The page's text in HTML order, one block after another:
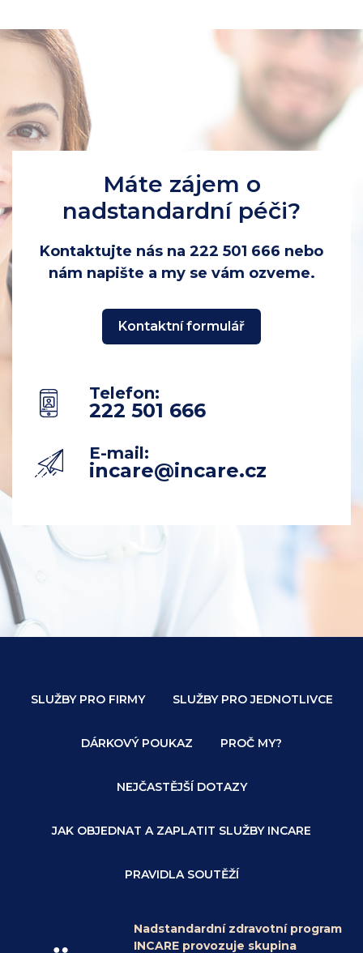
Máte zájem o
nadstandardní péči?
Kontaktujte nás na 222 501 666 nebo
nám napište a my se vám ozveme.
Kontaktní formulář
Telefon:
222 501 666
E-mail:
incare@incare.cz
SLUŽBY PRO FIRMY SLUŽBY PRO JEDNOTLIVCE
DÁRKOVÝ POUKAZ PROČ MY?
NEJČASTĚJŠÍ DOTAZY
JAK OBJEDNAT A ZAPLATIT SLUŽBY INCARE
PRAVIDLA SOUTĚŽÍ
Nadstandardní zdravotní program
INCARE provozuje skupina